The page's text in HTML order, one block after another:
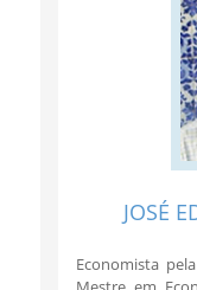
Controladoria-Geral
Ministério da
Secretaria de
Gabinete de
Advocacia-Geral da
Banco Central do
Planalto
JOSÉ
Economista